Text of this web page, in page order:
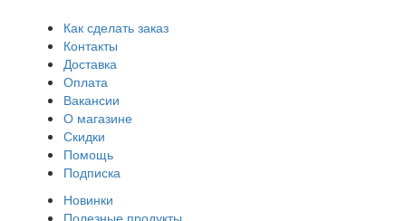
Как сделать заказ
Контакты
Доставка
Оплата
Вакансии
О магазине
Скидки
Помощь
Подписка
Новинки
Полезные продукты